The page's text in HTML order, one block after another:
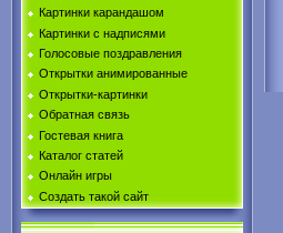
Картинки карандашом
Картинки с надписями
Голосовые поздравления
Открытки анимированные
Открытки-картинки
Обратная связь
Гостевая книга
Каталог статей
Онлайн игры
Создать такой сайт